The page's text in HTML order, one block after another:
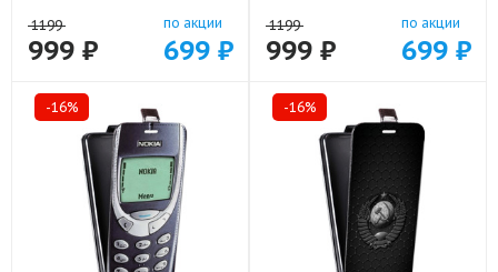
1199
999 ₽
по акции
699 ₽
1199
999 ₽
по акции
699 ₽
-16% -16%